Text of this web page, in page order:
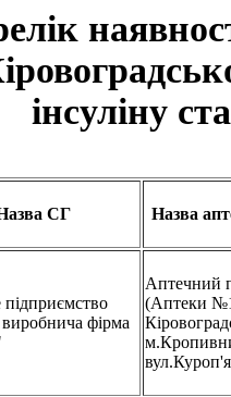
інсуліну
СГ Назва
фірма
Аптечний
(Аптеки